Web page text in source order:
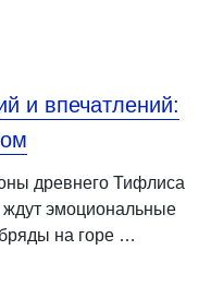
и впечатлений:
древнего Тифлиса
ждут эмоциональные
на горе …